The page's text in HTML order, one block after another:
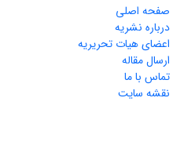
صفحه اصلی
درباره نشریه
اعضای هیات تحریریه
ارسال مقاله
تماس با ما
نقشه سایت